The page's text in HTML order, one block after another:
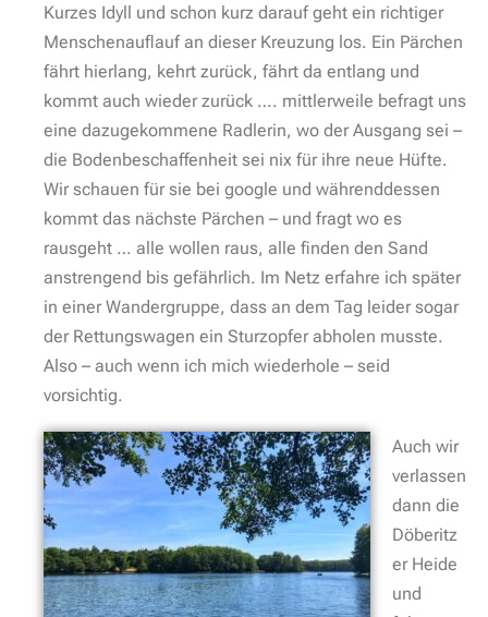
Kurzes Idyll und schon kurz darauf geht ein richtiger
Menschenauflauf an dieser Kreuzung los. Ein Pärchen
fährt hierlang, kehrt zurück, fährt da entlang und
kommt auch wieder zurück …. mittlerweile befragt uns
eine dazugekommene Radlerin, wo der Ausgang sei –
die Bodenbeschaffenheit sei nix für ihre neue Hüfte.
Wir schauen für sie bei google und währenddessen
kommt das nächste Pärchen – und fragt wo es
rausgeht … alle wollen raus, alle finden den Sand
anstrengend bis gefährlich. Im Netz erfahre ich später
in einer Wandergruppe, dass an dem Tag leider sogar
der Rettungswagen ein Sturzopfer abholen musste.
Also – auch wenn ich mich wiederhole – seid
vorsichtig.
Auch wir
verlassen
dann die
Döberitz
er Heide
und